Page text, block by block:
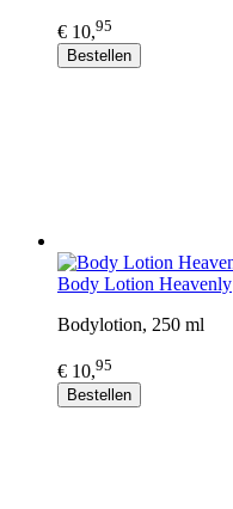
€ 10,95
Bestellen
Body Lotion Heavenly
Bodylotion, 250 ml
€ 10,95
Bestellen